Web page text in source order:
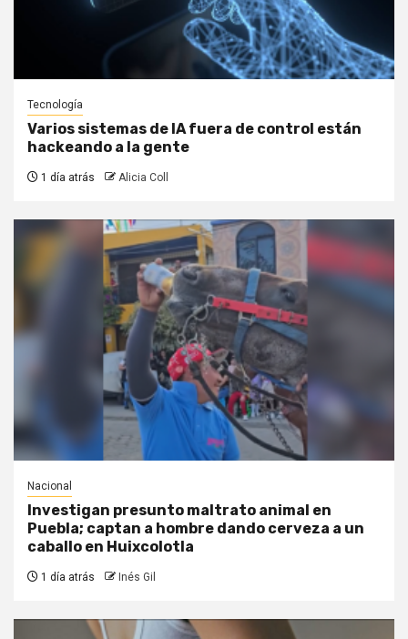
Tecnología
Varios sistemas de IA fuera de control están
hackeando a la gente
1 día atrás Alicia Coll
Nacional
Investigan presunto maltrato animal en
Puebla; captan a hombre dando cerveza a un
caballo en Huixcolotla
1 día atrás Inés Gil